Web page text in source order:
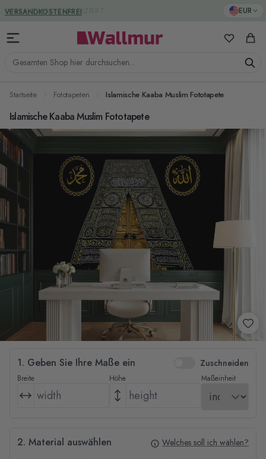
Zum Inhalt springen EUR
Gesamten Shop hier durchsuchen...
Meine
GREENGUARD ZERTIFIZIERT
Startseite Fototapeten Islamische Kaaba Muslim Fototapete
Islamische Kaaba Muslim Fototapete
1. Geben Sie Ihre Maße ein Zuschneiden
Breite Höhe Maßeinheit
2. Material auswählen Welches soll ich wählen?